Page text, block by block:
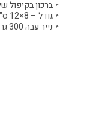
ברכון בקיפול של
גודל – 8×12 ס"מ (כשמקופל)
נייר עבה 300 גרם